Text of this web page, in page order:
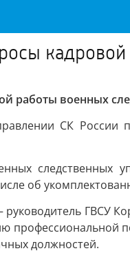
работы военных
СК
следственных
об
руководитель ГВСУ
профессиональной
должностей.